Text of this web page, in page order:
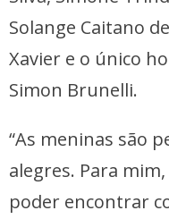
Solange Caitano
Xavier e o único
Simon Brunelli.
“As meninas são
alegres. Para
poder encontrar